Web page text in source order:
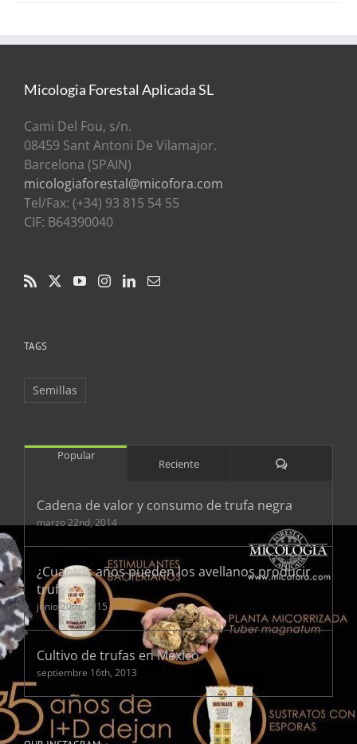
Micologia Forestal Aplicada SL
Cami Del Fou, s/n.
08459 Sant Antoni De Vilamajor.
Barcelona (SPAIN)
micologiaforestal@micofora.com
Tel/Fax: (+34) 93 815 54 55
CIF: B64390040
TAGS
Semillas
Popular
Reciente Comentarios
Cadena de valor y consumo de trufa negra
marzo 22nd, 2014
¿Cuantos años pueden los avellanos producir
trufas?
junio 20th, 2015
Cultivo de trufas en México
septiembre 16th, 2013